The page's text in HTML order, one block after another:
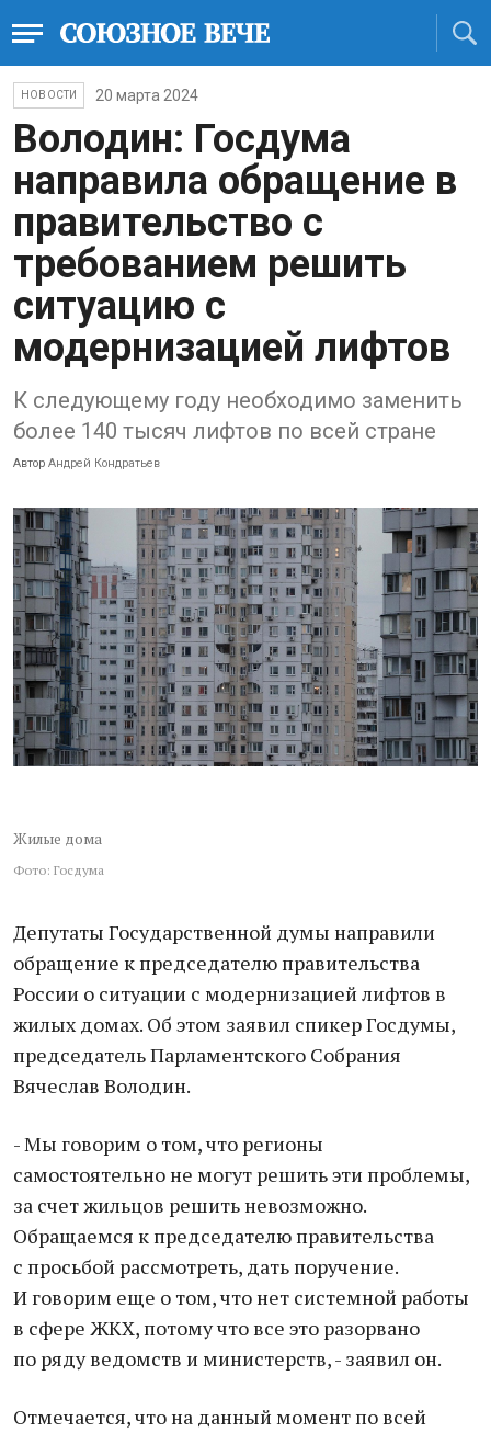
НОВОСТИ 20 марта 2024
Володин: Госдума
направила обращение в
правительство с
требованием решить
ситуацию с
модернизацией лифтов
К следующему году необходимо заменить
более 140 тысяч лифтов по всей стране
Автор Андрей Кондратьев
Жилые дома
Фото: Госдума
Депутаты Государственной думы направили
обращение к председателю правительства
России о ситуации с модернизацией лифтов в
жилых домах. Об этом заявил спикер Госдумы,
председатель Парламентского Собрания
Вячеслав Володин.
- Мы говорим о том, что регионы
самостоятельно не могут решить эти проблемы,
за счет жильцов решить невозможно.
Обращаемся к председателю правительства
с просьбой рассмотреть, дать поручение.
И говорим еще о том, что нет системной работы
в сфере ЖКХ, потому что все это разорвано
по ряду ведомств и министерств, - заявил он.
Отмечается, что на данный момент по всей